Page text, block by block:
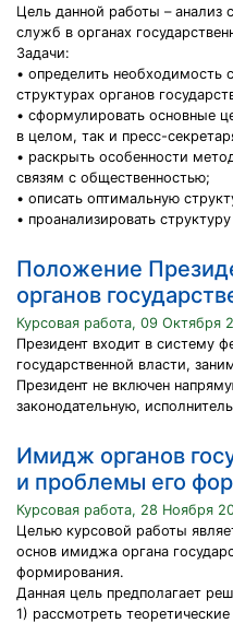
Цель данной работы – анализ
служб в органах
Задачи:
• определить необходимость
структурах органов
• сформулировать основные
в целом, так и пресс-
• раскрыть особенности
связям с общественностью;
• описать оптимальную
• проанализировать
Положение
органов
Курсовая работа, 09 Октября
Президент входит в систему
государственной власти,
Президент не включен
законодательную,
Имидж органов
и проблемы его
Курсовая работа, 28 Ноября
Целью курсовой работы
основ имиджа органа
формирования.
Данная цель предполагает
1) рассмотреть